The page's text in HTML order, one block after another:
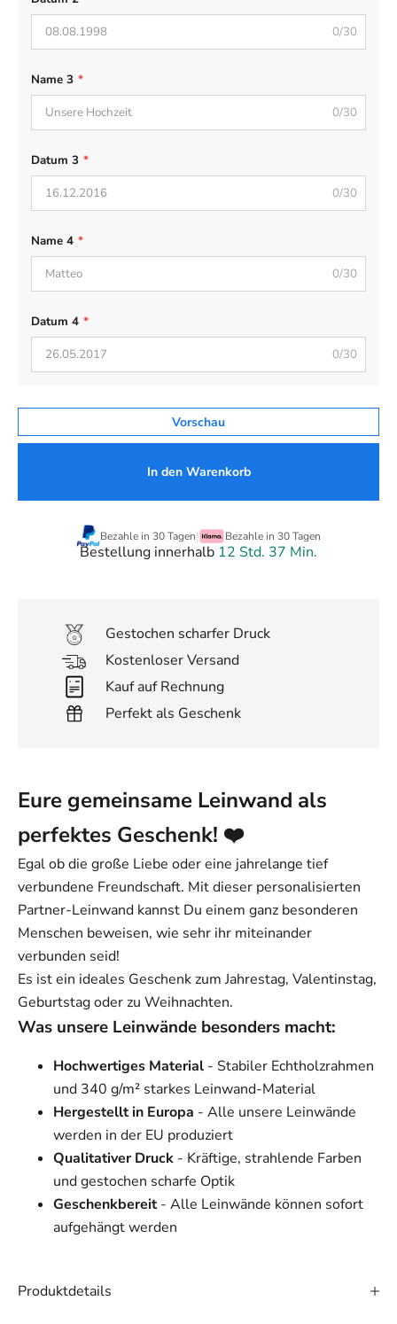
0/30
Name 3 *
0/30
Datum 3 *
0/30
Name 4 *
0/30
Datum 4 *
0/30
Vorschau
In den Warenkorb
Bezahle in 30 Tagen| Bezahle in 30 Tagen
Bestellung innerhalb 12 Std. 37 Min.
Gestochen scharfer Druck
Kostenloser Versand
Kauf auf Rechnung
Perfekt als Geschenk
Eure gemeinsame Leinwand als
perfektes Geschenk! ❤️
Egal ob die große Liebe oder eine jahrelange tief
verbundene Freundschaft. Mit dieser personalisierten
Partner-Leinwand kannst Du einem ganz besonderen
Menschen beweisen, wie sehr ihr miteinander
verbunden seid!
Es ist ein ideales Geschenk zum Jahrestag, Valentinstag,
Geburtstag oder zu Weihnachten.
Was unsere Leinwände besonders macht:
Hochwertiges Material - Stabiler Echtholzrahmen
und 340 g/m² starkes Leinwand-Material
Hergestellt in Europa - Alle unsere Leinwände
werden in der EU produziert
Qualitativer Druck - Kräftige, strahlende Farben
und gestochen scharfe Optik
Geschenkbereit- Alle Leinwände können sofort
aufgehängt werden
Produktdetails